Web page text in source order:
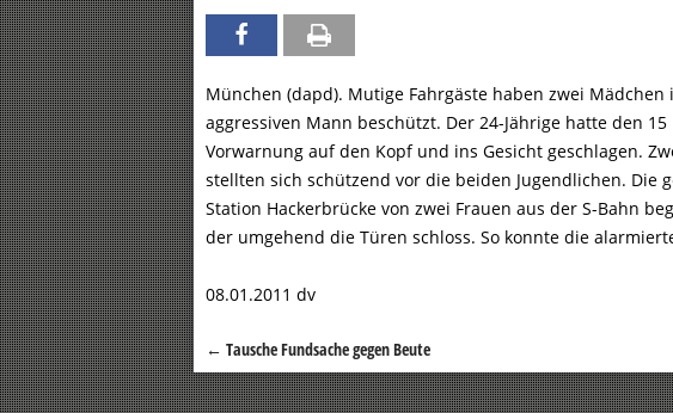
München (dapd). Mutige Fahrgäste haben zwei
aggressiven Mann beschützt. Der 24-Jährige hatte den
Vorwarnung auf den Kopf und ins Gesicht geschlagen.
stellten sich schützend vor die beiden Jugendlichen. Die
Station Hackerbrücke von zwei Frauen aus der S-Bahn
der umgehend die Türen schloss. So konnte die
08.01.2011 dv
Beitragsnavigation
← Tausche Fundsache gegen Beute